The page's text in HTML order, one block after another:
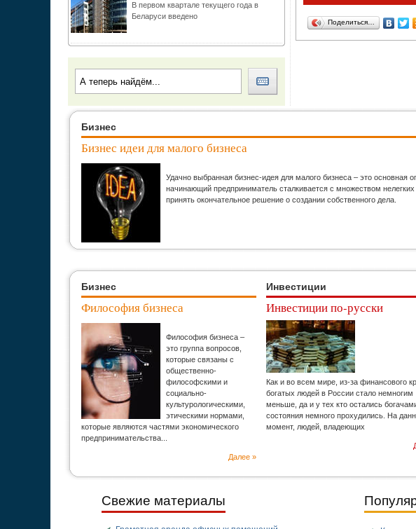
В первом квартале текущего года в
Беларуси введено
Поделиться…
Бизнес
Бизнес идеи для малого бизнеса
Удачно выбранная бизнес-идея для малого бизнеса – это
начинающий предприниматель сталкивается с множеством
принять окончательное решение о создании собственного дела.
Бизнес
Философия бизнеса
Философия бизнеса –
это группа вопросов,
которые связаны с
общественно-
философскими и
социально-
культурологическими,
этическими нормами,
которые являются частями экономического
предпринимательства...
Далее »
Инвестиции
Инвестиции по-русски
Как и во всем мире, из-за финансового
богатых людей в России стало немногим
меньше, да и у тех кто остались
состояния немного прохудились. На
момент, людей, владеющих
Свежие материалы